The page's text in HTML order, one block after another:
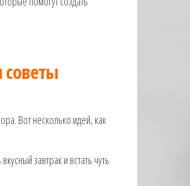
Вот несколько идей, как
завтрак и встать чуть